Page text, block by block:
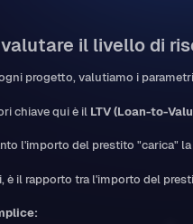
valutare il livello di
progetto, valutiamo i
chiave qui è il LTV (Loan-to-
l'importo del prestito "carica" la
è il rapporto tra l'importo del